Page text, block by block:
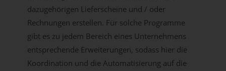
dazugehörigen Lieferscheine und / oder
Rechnungen erstellen. Für solche Programme
gibt es zu jedem Bereich eines Unternehmens
entsprechende Erweiterungen, sodass hier die
Koordination und die Automatisierung auf die